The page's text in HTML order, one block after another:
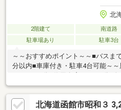
北
2階建て 南道路
駐車場あり
駐車3台
～～おすすめポイント～～■バスま
分以内■車庫付き・駐車4台可能～
▼▼ 打ち合わせ・見学プランご
始めの方向け＞しっかりコース
くは物件詳細下段の「イベント情報
北海道函館市昭和３